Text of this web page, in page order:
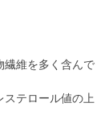
繊維を多く含んで
テロール値の上